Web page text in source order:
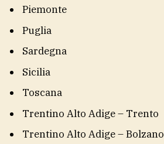
Piemonte
Puglia
Sardegna
Sicilia
Toscana
Trentino Alto Adige – Trento
Trentino Alto Adige – Bolzano